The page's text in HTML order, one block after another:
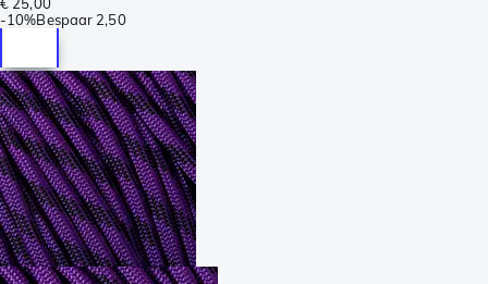
-10%Bespaar 2,50